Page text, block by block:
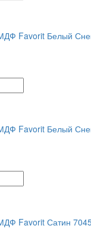
Favorit Белый
Favorit Белый
Favorit Сатин